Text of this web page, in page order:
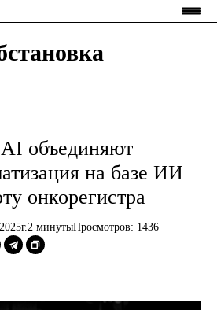
объединяют
на базе ИИ
онкорегистрa
2 минутыПросмотров: 1436